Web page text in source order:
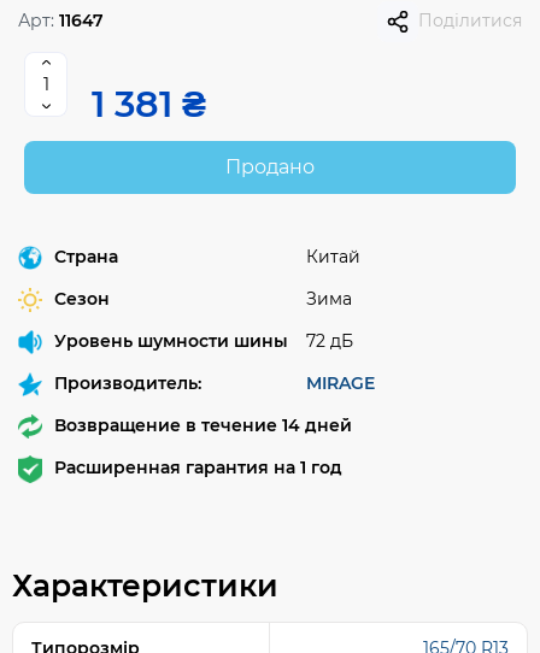
Арт: 11647 Поділитися
1 381 ₴
Продано
Страна
Китай
Сезон
Зима
Уровень шумности шины
72 дБ
Производитель:
MIRAGE
Возвращение в течение 14 дней
Расширенная гарантия на 1 год
Характеристики
Типорозмір 165/70 R13